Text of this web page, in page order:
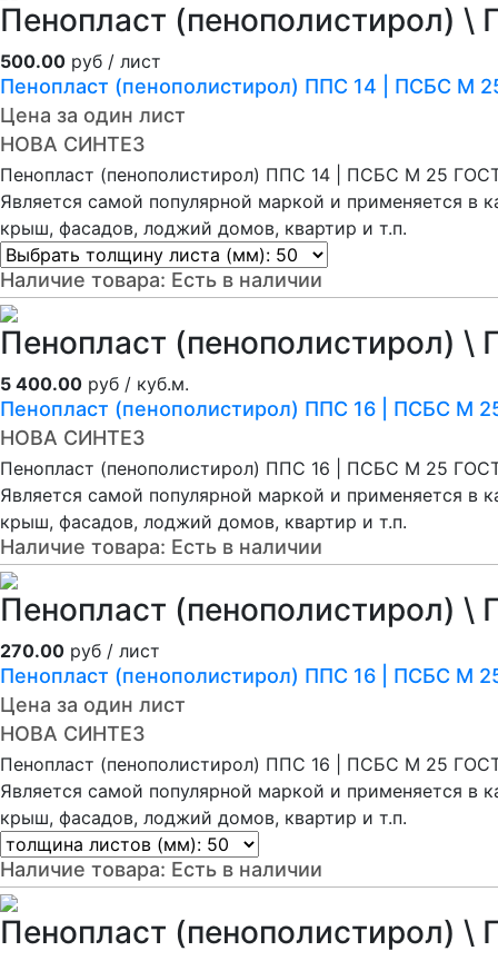
Пенопласт (пенополистирол)
500.00 руб / лист
Пенопласт (пенополистирол) ППС 14 | ПСБС М
Цена за один лист
НОВА СИНТЕЗ
Пенопласт (пенополистирол) ППС 14 | ПСБС М 25
Является самой популярной маркой и применяется в
крыш, фасадов, лоджий домов, квартир и т.п.
Наличие товара: Есть в наличии
Пенопласт (пенополистирол)
5 400.00 руб / куб.м.
Пенопласт (пенополистирол) ППС 16 | ПСБС М
НОВА СИНТЕЗ
Пенопласт (пенополистирол) ППС 16 | ПСБС М 25
Является самой популярной маркой и применяется в
крыш, фасадов, лоджий домов, квартир и т.п.
Наличие товара: Есть в наличии
Пенопласт (пенополистирол)
270.00 руб / лист
Пенопласт (пенополистирол) ППС 16 | ПСБС М
Цена за один лист
НОВА СИНТЕЗ
Пенопласт (пенополистирол) ППС 16 | ПСБС М 25
Является самой популярной маркой и применяется в
крыш, фасадов, лоджий домов, квартир и т.п.
Наличие товара: Есть в наличии
Пенопласт (пенополистирол)